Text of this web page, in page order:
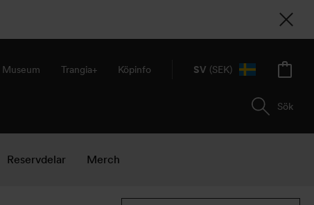
Sök
Trangia+ Köpinfo SV (SEK)
Reservdelar Merch